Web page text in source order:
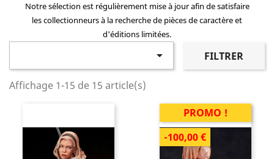
Notre sélection est régulièrement mise à jour afin de satisfaire
les collectionneurs à la recherche de pièces de caractère et
d'éditions limitées.
 FILTRER
Affichage 1-15 de 15 article(s)
PROMO !
-100,00 €